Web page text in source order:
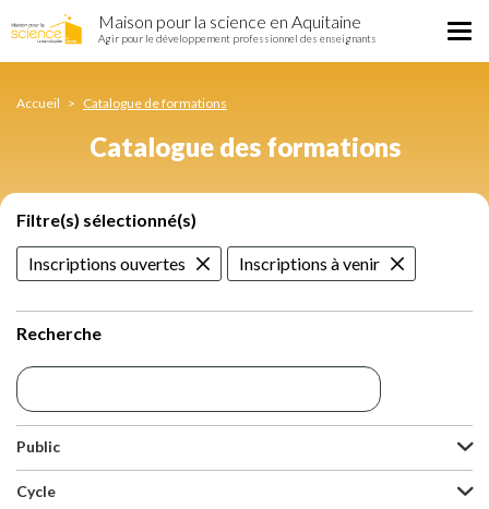
Catalogue
des
au
Maison pour la science en Aquitaine
Agir pour le développement professionnel des enseignants
Accueil Catalogue de formations
Catalogue des formations
Filtre(s) sélectionné(s)
Inscriptions ouvertes Inscriptions à venir
Recherche
Public
Cycle